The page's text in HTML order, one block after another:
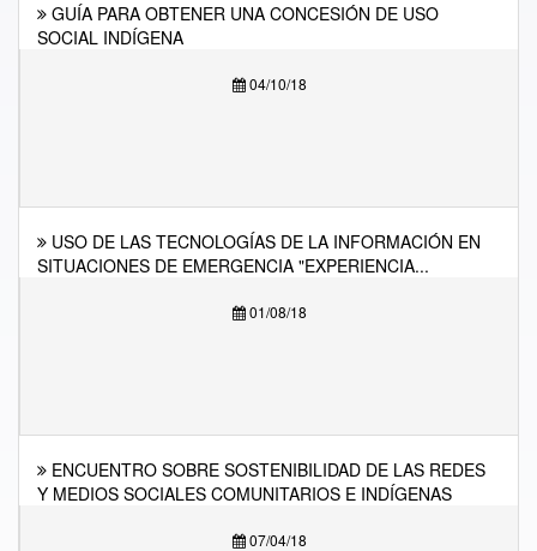
GUÍA PARA OBTENER UNA CONCESIÓN DE USO
SOCIAL INDÍGENA
04/10/18
USO DE LAS TECNOLOGÍAS DE LA INFORMACIÓN EN
SITUACIONES DE EMERGENCIA "EXPERIENCIA...
01/08/18
ENCUENTRO SOBRE SOSTENIBILIDAD DE LAS REDES
Y MEDIOS SOCIALES COMUNITARIOS E INDÍGENAS
07/04/18